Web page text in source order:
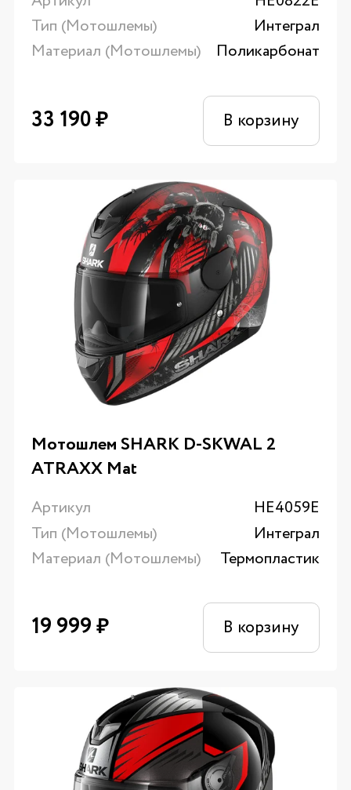
Тип (Мотошлемы)
Интеграл
Материал (Мотошлемы)
Поликарбонат
33 190₽ В корзину
Мотошлем SHARK D-SKWAL 2
ATRAXX Mat
Артикул
HE4059E
Тип (Мотошлемы)
Интеграл
Материал (Мотошлемы)
Термопластик
19 999₽ В корзину